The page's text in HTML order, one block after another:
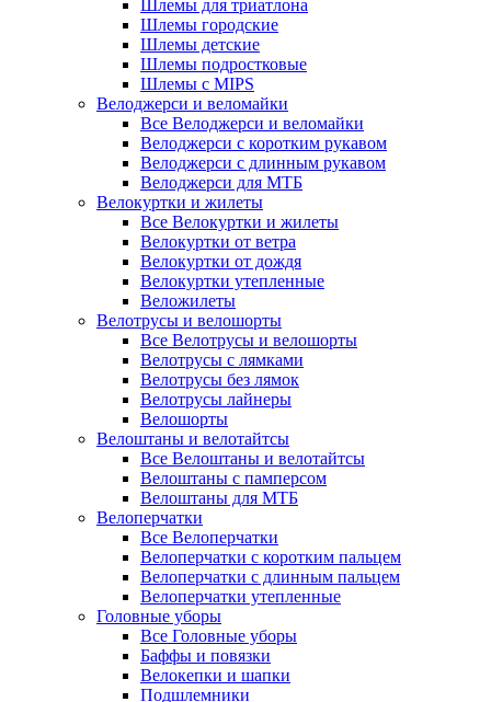
Шлемы для триатлона
Шлемы городские
Шлемы детские
Шлемы подростковые
Шлемы с MIPS
Велоджерси и веломайки
Все Велоджерси и веломайки
Велоджерси с коротким рукавом
Велоджерси с длинным рукавом
Велоджерси для МТБ
Велокуртки и жилеты
Все Велокуртки и жилеты
Велокуртки от ветра
Велокуртки от дождя
Велокуртки утепленные
Веложилеты
Велотрусы и велошорты
Все Велотрусы и велошорты
Велотрусы с лямками
Велотрусы без лямок
Велотрусы лайнеры
Велошорты
Велоштаны и велотайтсы
Все Велоштаны и велотайтсы
Велоштаны с памперсом
Велоштаны для МТБ
Велоперчатки
Все Велоперчатки
Велоперчатки с коротким пальцем
Велоперчатки с длинным пальцем
Велоперчатки утепленные
Головные уборы
Все Головные уборы
Баффы и повязки
Велокепки и шапки
Подшлемники